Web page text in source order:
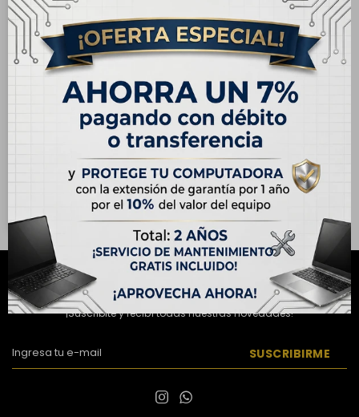
ENVÍO GRATIS
Laptop Dell Inspiron 16"
Táctil, AMD Ryzen 7 250,
32GB RAM, 2TB SSD
USD 1.145,00
Hasta en 12 cuotas de
USD 95.42
NEWSLETTER
¡Suscribite y recibí todas nuestras novedades!
SUSCRIBIRME
 